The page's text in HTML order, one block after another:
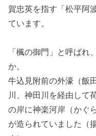
賀忠英を指す「松平阿
ています。
「楓の御門」と呼ばれ
か。
牛込見附前の外濠（飯
川、神田川を経由して
の岸に神楽河岸（かぐ
が造られていました（